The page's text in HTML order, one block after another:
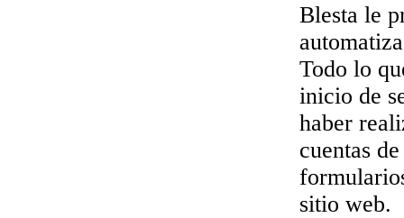
Blesta le
Todo lo
inicio de
haber
cuentas
sitio web.